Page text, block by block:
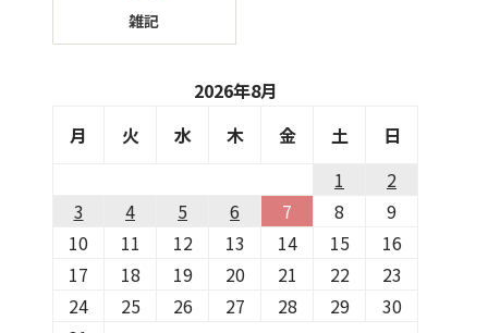
雑記
2026年8月
月
火 水 木 金 土
日
1
2
3
4 5 6 7 8
9
10
11 12 13 14 15
16
17
18 19 20 21 22
23
24
25 26 27 28 29
30